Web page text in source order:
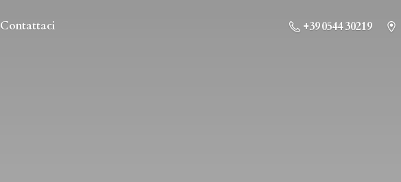
Contattaci +39 0544 30219